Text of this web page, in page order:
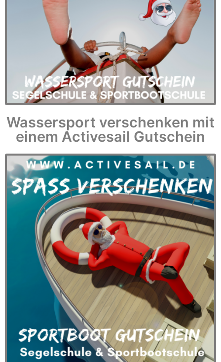
Wassersport verschenken mit
einem Activesail Gutschein